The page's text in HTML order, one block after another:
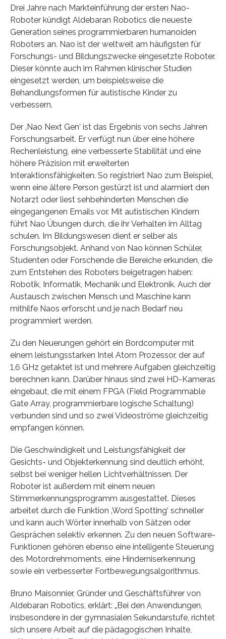
Drei Jahre nach Markteinführung der ersten Nao-
Roboter kündigt Aldebaran Robotics die neueste
Generation seines programmierbaren humanoiden
Roboters an. Nao ist der weltweit am häufigsten für
Forschungs- und Bildungszwecke eingesetzte Roboter.
Dieser könnte auch im Rahmen klinischer Studien
eingesetzt werden, um beispielsweise die
Behandlungsformen für autistische Kinder zu
verbessern.
Der ‚Nao Next Gen‘ ist das Ergebnis von sechs Jahren
Forschungsarbeit. Er verfügt nun über eine höhere
Rechenleistung, eine verbesserte Stabilität und eine
höhere Präzision mit erweiterten
Interaktionsfähigkeiten. So registriert Nao zum Beispiel,
wenn eine ältere Person gestürzt ist und alarmiert den
Notarzt oder liest sehbehinderten Menschen die
eingegangenen Emails vor. Mit autistischen Kindern
führt Nao Übungen durch, die ihr Verhalten im Alltag
schulen. Im Bildungswesen dient er selber als
Forschungsobjekt. Anhand von Nao können Schüler,
Studenten oder Forschende die Bereiche erkunden, die
zum Entstehen des Roboters beigetragen haben:
Robotik, Informatik, Mechanik und Elektronik. Auch der
Austausch zwischen Mensch und Maschine kann
mithilfe Naos erforscht und je nach Bedarf neu
programmiert werden.
Zu den Neuerungen gehört ein Bordcomputer mit
einem leistungsstarken Intel Atom Prozessor, der auf
1,6 GHz getaktet ist und mehrere Aufgaben gleichzeitig
berechnen kann. Darüber hinaus sind zwei HD-Kameras
eingebaut, die mit einem FPGA (Field Programmable
Gate Array, programmierbare logische Schaltung)
verbunden sind und so zwei Videoströme gleichzeitig
empfangen können.
Die Geschwindigkeit und Leistungsfähigkeit der
Gesichts- und Objekterkennung sind deutlich erhöht,
selbst bei weniger hellen Lichtverhältnissen. Der
Roboter ist außerdem mit einem neuen
Stimmerkennungsprogramm ausgestattet. Dieses
arbeitet durch die Funktion ‚Word Spotting‘ schneller
und kann auch Wörter innerhalb von Sätzen oder
Gesprächen selektiv erkennen. Zu den neuen Software-
Funktionen gehören ebenso eine intelligente Steuerung
des Motordrehmoments, eine Hinderniserkennung
sowie ein verbesserter Fortbewegungsalgorithmus.
Bruno Maisonnier, Gründer und Geschäftsführer von
Aldebaran Robotics, erklärt: „Bei den Anwendungen,
insbesondere in der gymnasialen Sekundarstufe, richtet
sich unsere Arbeit auf die pädagogischen Inhalte,